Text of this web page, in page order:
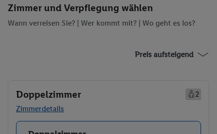
Zimmer und Verpflegung wählen
Wann verreisen Sie? | Wer kommt mit? | Wo geht es los?
Preis aufsteigend
Doppelzimmer
2
Zimmerdetails